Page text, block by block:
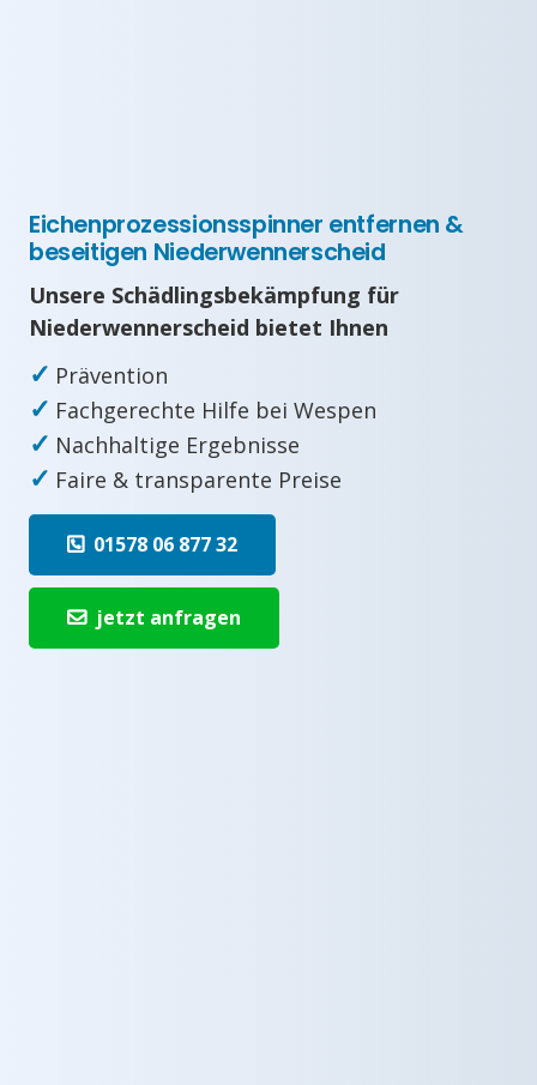
Eichenprozessionsspinner entfernen &
beseitigen Niederwennerscheid
Unsere Schädlingsbekämpfung für
Niederwennerscheid bietet Ihnen
✓ Prävention
✓ Fachgerechte Hilfe bei Wespen
✓ Nachhaltige Ergebnisse
✓ Faire & transparente Preise
01578 06 877 32
jetzt anfragen